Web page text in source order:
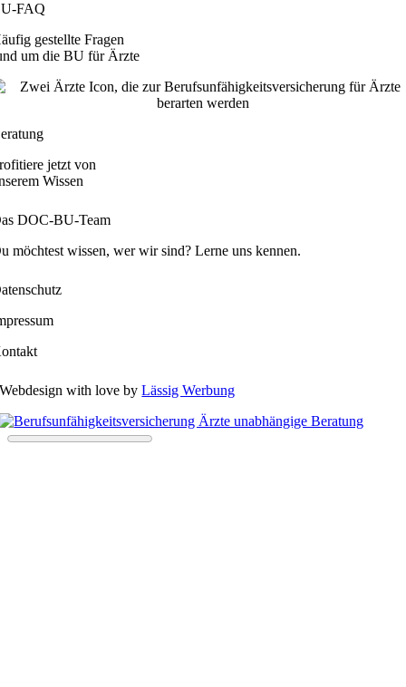
FAQ
gestellte Fragen
um die BU für Ärzte
jetzt von
Wissen
DOC-BU-Team
möchtest wissen, wer wir sind? Lerne uns kennen.
Webdesign with love byLässig Werbung